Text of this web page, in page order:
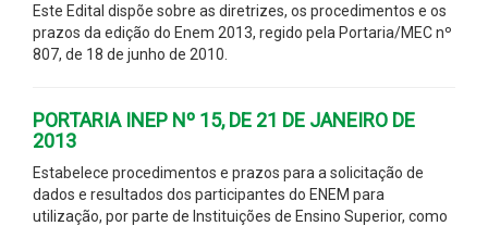
Este Edital dispõe sobre as diretrizes, os procedimentos e os
prazos da edição do Enem 2013, regido pela Portaria/MEC nº
807, de 18 de junho de 2010.
PORTARIA INEP Nº 15, DE 21 DE JANEIRO DE
2013
Estabelece procedimentos e prazos para a solicitação de
dados e resultados dos participantes do ENEM para
utilização, por parte de Instituições de Ensino Superior, como